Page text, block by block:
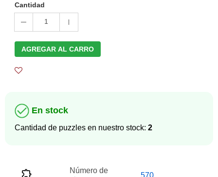
Cantidad
1
AGREGAR AL CARRO
En stock
Cantidad de puzzles en nuestro stock: 2
Número de
570